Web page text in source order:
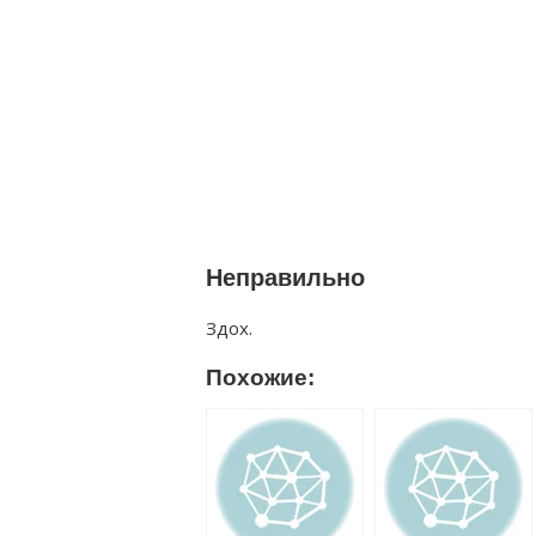
Неправильно
Здох.
Похожие: